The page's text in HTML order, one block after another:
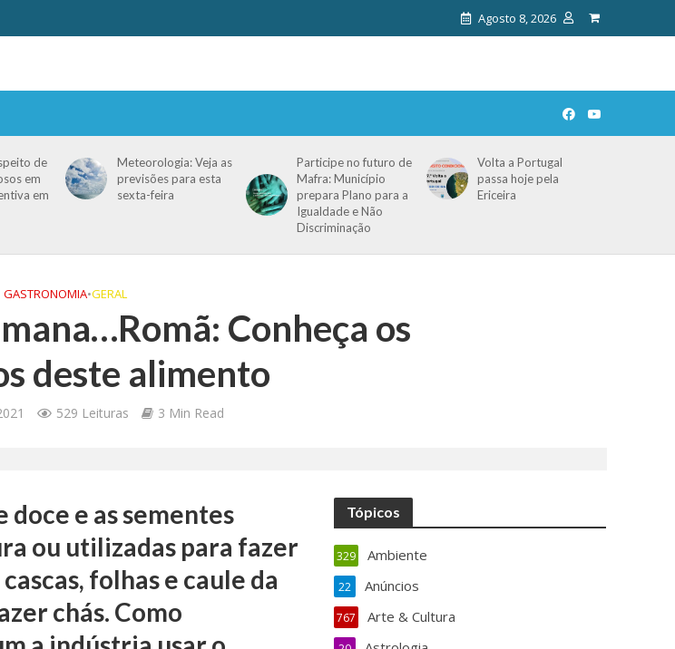
Agosto 8, 2026
de
em
em
Meteorologia: Veja as
previsões para esta
sexta-feira
Participe no futuro de
Mafra: Município
prepara Plano para a
Igualdade e Não
Discriminação
Volta a Portugal
passa hoje pela
Ericeira
GASTRONOMIA•GERAL
Conheça os
deste alimento
529 Leituras 3 Min Read
e as sementes
ou utilizadas para fazer
folhas e caule da
chás. Como
Tópicos
Ambiente
329
Anúncios
22
Arte & Cultura
767